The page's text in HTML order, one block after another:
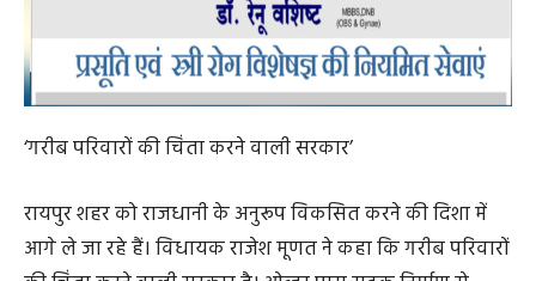
‘गरीब परिवारों की चिंता करने वाली सरकार’